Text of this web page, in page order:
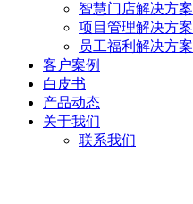
智慧门店解决方案
项目管理解决方案
员工福利解决方案
客户案例
白皮书
产品动态
关于我们
联系我们